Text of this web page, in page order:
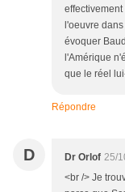
l'oeuvre
évoquer
l'Amérique
que le réel
Répondre
D Dr Orlof 25/
<br /> Je